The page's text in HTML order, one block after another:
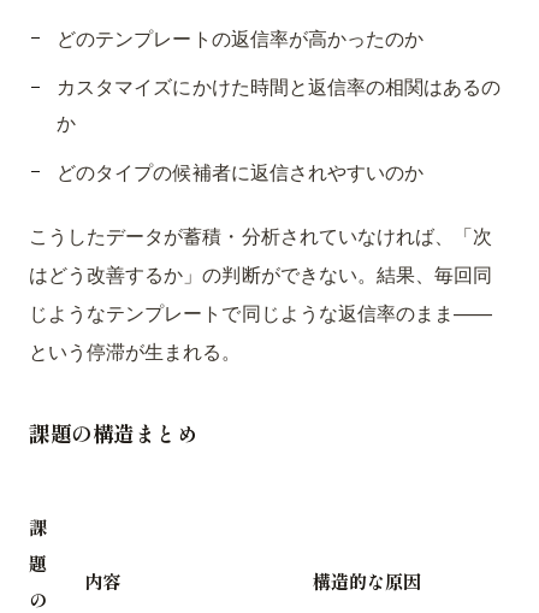
どのテンプレートの返信率が高かったのか
カスタマイズにかけた時間と返信率の相関はあるの
か
どのタイプの候補者に返信されやすいのか
こうしたデータが蓄積・分析されていなければ、「次
はどう改善するか」の判断ができない。結果、毎回同
じようなテンプレートで同じような返信率のまま——
という停滞が生まれる。
課題の構造まとめ
課
題
の
内容 構造的な原因